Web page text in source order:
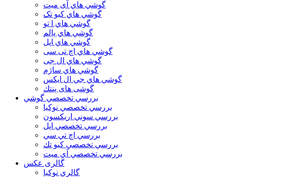
گوشي هاي آی میت
گوشي هاي کیو تک
گوشي هاي ا تو
گوشي هاي پالم
گوشي هاي اپل
گوشي هاي اچ تی سی
گوشي هاي ال جی
گوشي هاي ساژم
گوشي هاي جي ال ايكس
گوشی های پنتك
بررسي تخصصي گوشي
بررسي تخصصي نوكيا
بررسي سوني اريكسون
بررسي تخصصي اپل
بررسي اچ تي سي
بررسي تخصصي كيو تك
بررسي تخصصي آي ميت
گالری عکس
گالري نوكيا